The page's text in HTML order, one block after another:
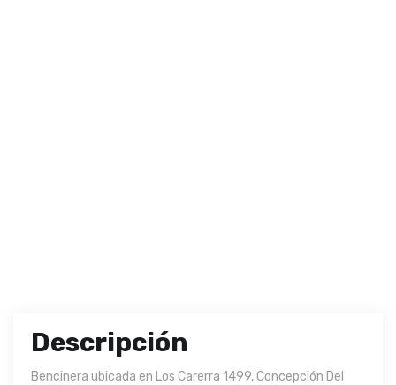
Descripción
Bencinera ubicada en Los Carerra 1499, Concepción Del